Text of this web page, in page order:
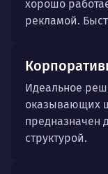
хорошо
рекламой.
Идеальное
оказывающих
предназначен
структурой.